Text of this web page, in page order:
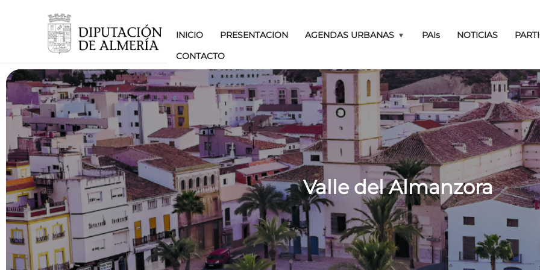
INICIO PRESENTACION AGENDAS URBANAS PAIs NOTICIAS
CONTACTO
TERR.1.2 SENDEROS PAISAJÍSTICOS Y
Valle del Almanzora